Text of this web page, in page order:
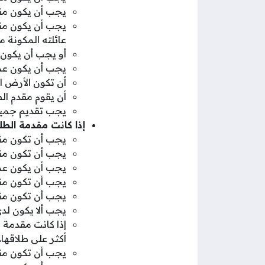
يجب أن يكون مقدم
يجب أن يكون
عائلته المكونة
أو يجب أن يكون
يجب أن يكون عمر مقدم الطلب 40
أن تكون الأرض
أن يقوم مقدم الطلب
يجب تقديم
إذا كانت مقدمة
يجب أن تكون
يجب أن تكون
يجب أن يكون عمر
يجب أن تكون
يجب أن تكون
يجب ألا يكون
إذا كانت
أكثر على طلاقها.
يجب أن تكون